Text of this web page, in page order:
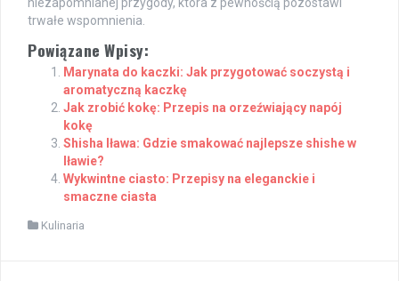
trwałe wspomnienia.
Powiązane Wpisy:
Marynata do kaczki: Jak przygotować soczystą i
aromatyczną kaczkę
Jak zrobić kokę: Przepis na orzeźwiający napój
kokę
Shisha Iława: Gdzie smakować najlepsze shishe w
Iławie?
Wykwintne ciasto: Przepisy na eleganckie i
smaczne ciasta
Kulinaria